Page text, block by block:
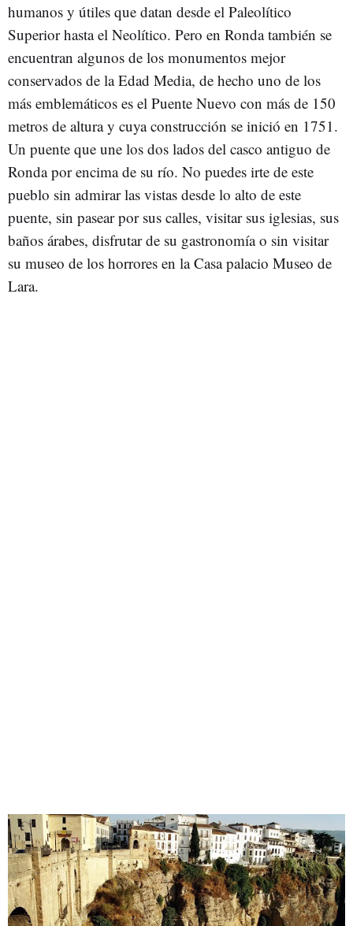
humanos y útiles que datan desde el Paleolítico
Superior hasta el Neolítico. Pero en Ronda también se
encuentran algunos de los monumentos mejor
conservados de la Edad Media, de hecho uno de los
más emblemáticos es el Puente Nuevo con más de 150
metros de altura y cuya construcción se inició en 1751.
Un puente que une los dos lados del casco antiguo de
Ronda por encima de su río. No puedes irte de este
pueblo sin admirar las vistas desde lo alto de este
puente, sin pasear por sus calles, visitar sus iglesias, sus
baños árabes, disfrutar de su gastronomía o sin visitar
su museo de los horrores en la Casa palacio Museo de
Lara.